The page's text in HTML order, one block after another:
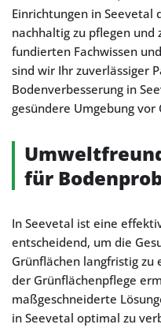
Einrichtungen in Seevetal
nachhaltig zu pflegen
fundierten Fachwissen
sind wir Ihr zuverlässiger
Bodenverbesserung in
gesündere Umgebung vor
für
In Seevetal ist eine
entscheidend, um die
Grünflächen langfristig zu
der Grünflächenpflege
maßgeschneiderte
in Seevetal optimal zu